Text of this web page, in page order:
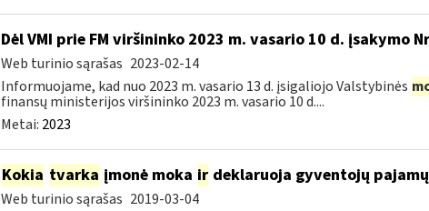
Dėl VMI prie FM viršininko 2023 m. vasario 10 d. įsakymo
Web turinio sąrašas 2023-02-14
Informuojame, kad nuo 2023 m. vasario 13 d. įsigaliojo Valstybinės
finansų ministerijos viršininko 2023 m. vasario 10 d....
Metai: 2023
Kokia tvarka įmonė moka irdeklaruoja gyventojų
Web turinio sąrašas 2019-03-04